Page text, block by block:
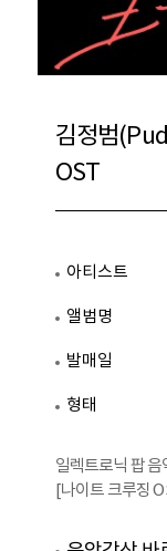
김정범
OST
아티스트
앨범명
발매일
형태
일렉트로닉 팝
[나이트 크루징